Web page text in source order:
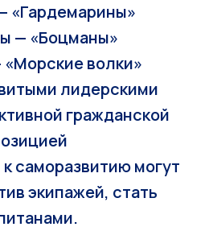
«Гардемарины»
— «Боцманы»
волки»
лидерскими
гражданской
саморазвитию могут
экипажей, стать